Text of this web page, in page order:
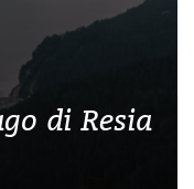
di Resia